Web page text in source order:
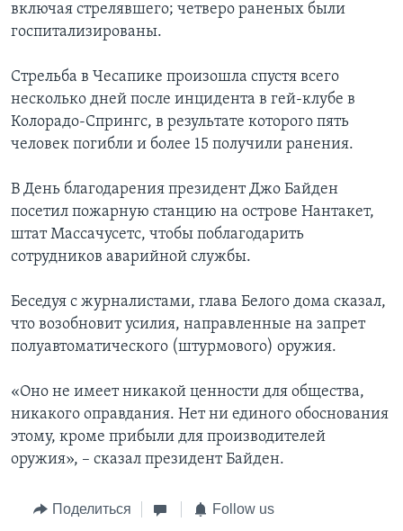
включая стрелявшего; четверо раненых были
госпитализированы.
Стрельба в Чесапике произошла спустя всего
несколько дней после инцидента в гей-клубе в
Колорадо-Спрингс, в результате которого пять
человек погибли и более 15 получили ранения.
В День благодарения президент Джо Байден
посетил пожарную станцию на острове Нантакет,
штат Массачусетс, чтобы поблагодарить
сотрудников аварийной службы.
Беседуя с журналистами, глава Белого дома сказал,
что возобновит усилия, направленные на запрет
полуавтоматического (штурмового) оружия.
«Оно не имеет никакой ценности для общества,
никакого оправдания. Нет ни единого обоснования
этому, кроме прибыли для производителей
оружия», – сказал президент Байден.
Поделиться Follow us